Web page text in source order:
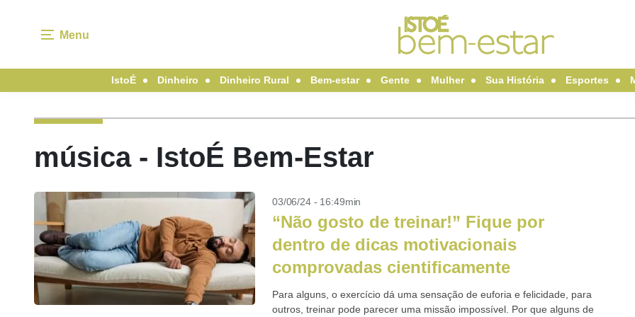
Menu
IstoÉ Dinheiro Dinheiro Rural Bem-estar Gente Mulher Sua História Esportes
música - IstoÉ Bem-Estar
03/06/24 - 16:49min
“Não gosto de treinar!” Fique por
dentro de dicas motivacionais
comprovadas cientificamente
Para alguns, o exercício dá uma sensação de euforia e felicidade, para
outros, treinar pode parecer uma missão impossível. Por que alguns de